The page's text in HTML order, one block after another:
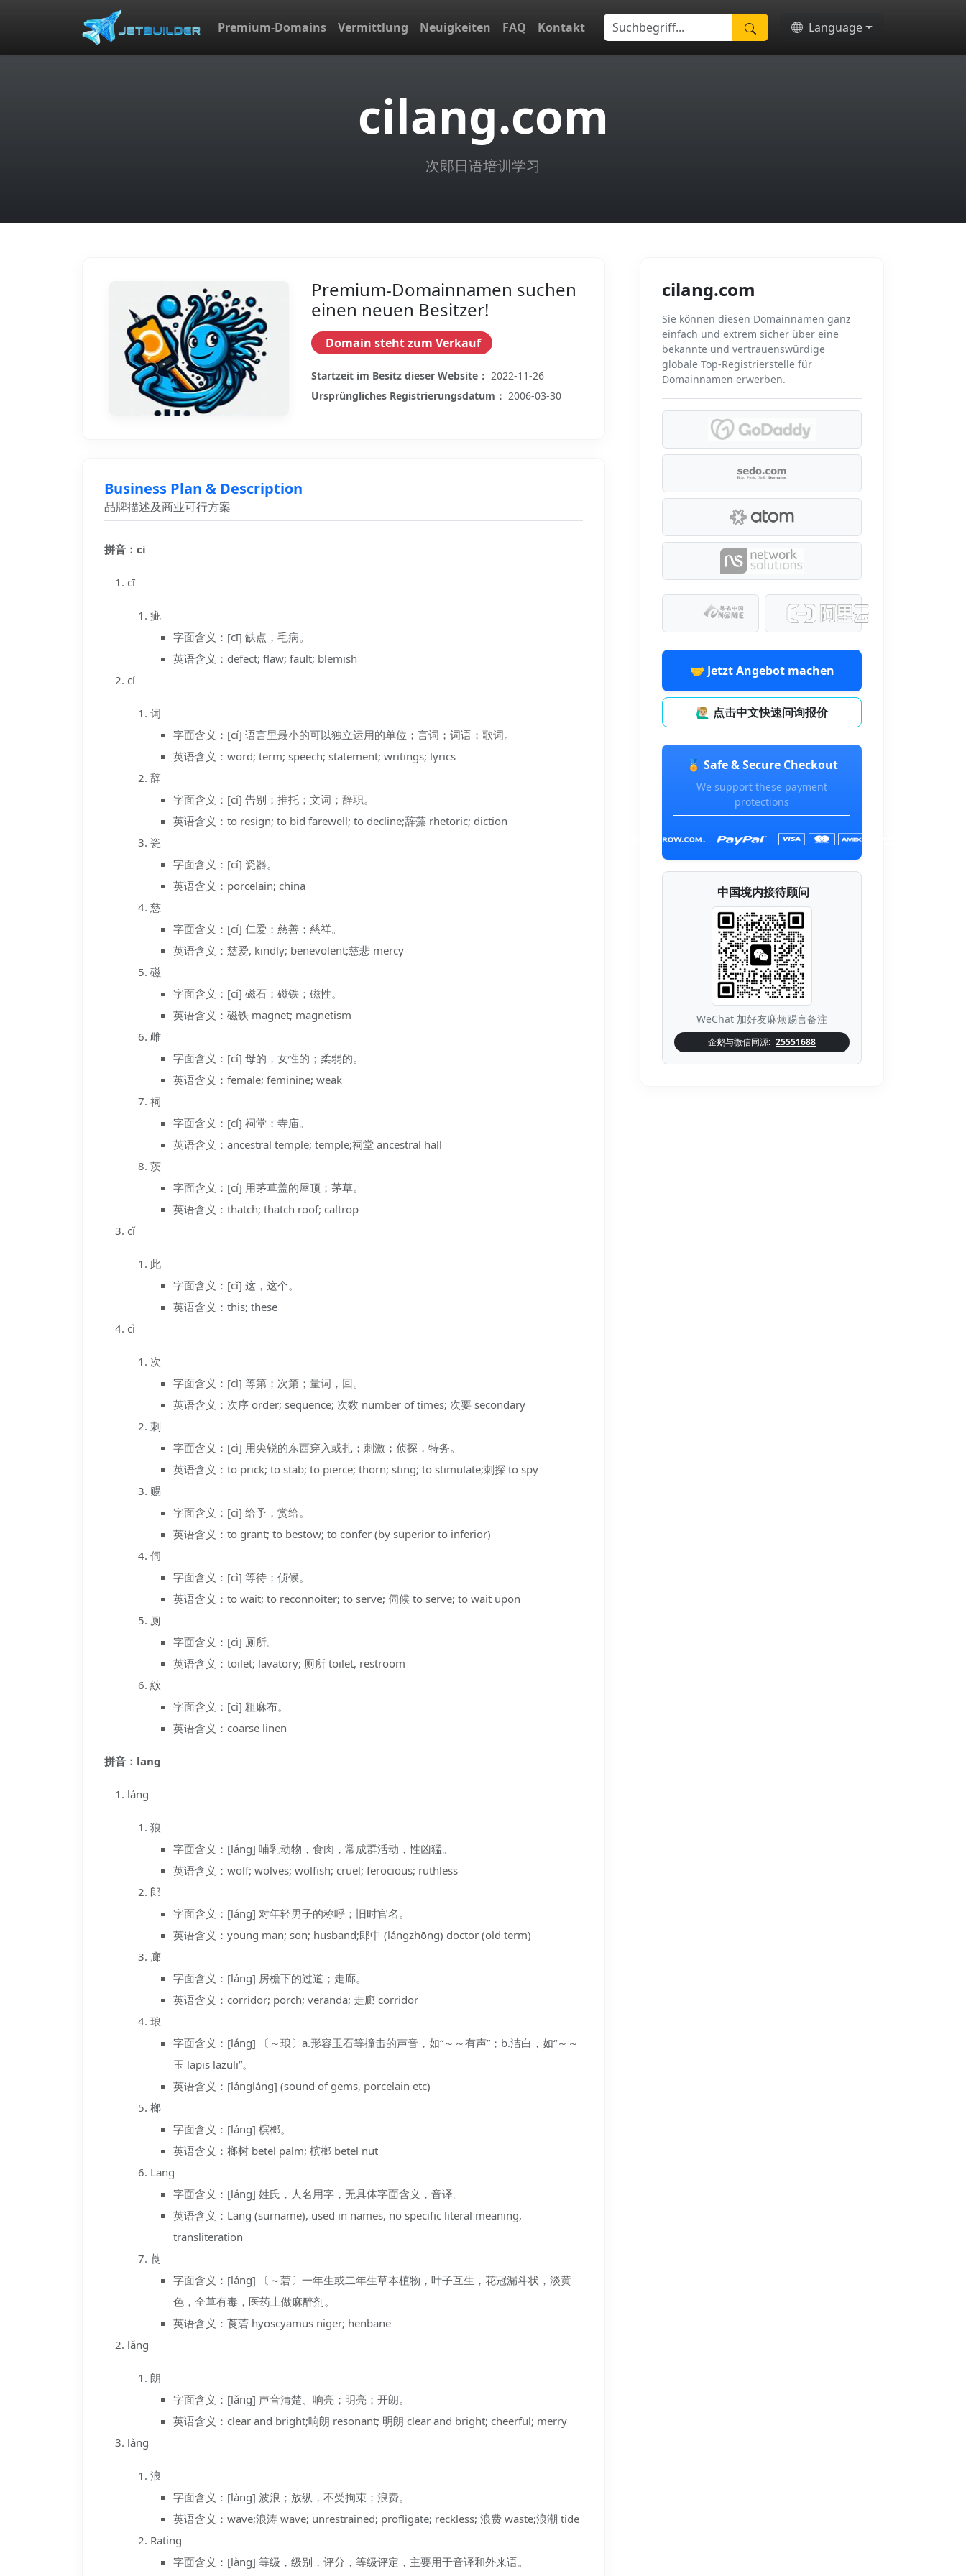
Premium-Domains Vermittlung Neuigkeiten FAQ Kontakt Language
cilang.com
次郎日语培训学习
Premium-Domainnamen suchen
einen neuen Besitzer!
Domain steht zum Verkauf
Startzeit im Besitz dieser Website： 2022-11-26
Ursprüngliches Registrierungsdatum： 2006-03-30
Business Plan & Description
品牌描述及商业可行方案
拼音：ci
cī
疵
字面含义：[cī] 缺点，毛病。
英语含义：defect; flaw; fault; blemish
cí
词
字面含义：[cí] 语言里最小的可以独立运用的单位；言词；词语；歌词。
英语含义：word; term; speech; statement; writings; lyrics
辞
字面含义：[cí] 告别；推托；文词；辞职。
英语含义：to resign; to bid farewell; to decline;辞藻 rhetoric; diction
瓷
字面含义：[cí] 瓷器。
英语含义：porcelain; china
慈
字面含义：[cí] 仁爱；慈善；慈祥。
英语含义：慈爱, kindly; benevolent;慈悲 mercy
磁
字面含义：[cí] 磁石；磁铁；磁性。
英语含义：磁铁 magnet; magnetism
雌
字面含义：[cí] 母的，女性的；柔弱的。
英语含义：female; feminine; weak
祠
字面含义：[cí] 祠堂；寺庙。
英语含义：ancestral temple; temple;祠堂 ancestral hall
茨
字面含义：[cí] 用茅草盖的屋顶；茅草。
英语含义：thatch; thatch roof; caltrop
cǐ
此
字面含义：[cǐ] 这，这个。
英语含义：this; these
cì
次
字面含义：[cì] 等第；次第；量词，回。
英语含义：次序 order; sequence; 次数 number of times; 次要 secondary
刺
字面含义：[cì] 用尖锐的东西穿入或扎；刺激；侦探，特务。
英语含义：to prick; to stab; to pierce; thorn; sting; to stimulate;刺探 to spy
赐
字面含义：[cì] 给予，赏给。
英语含义：to grant; to bestow; to confer (by superior to inferior)
伺
字面含义：[cì] 等待；侦候。
英语含义：to wait; to reconnoiter; to serve; 伺候 to serve; to wait upon
厕
字面含义：[cì] 厕所。
英语含义：toilet; lavatory; 厕所 toilet, restroom
絘
字面含义：[cì] 粗麻布。
英语含义：coarse linen
拼音：lang
láng
狼
字面含义：[láng] 哺乳动物，食肉，常成群活动，性凶猛。
英语含义：wolf; wolves; wolfish; cruel; ferocious; ruthless
郎
字面含义：[láng] 对年轻男子的称呼；旧时官名。
英语含义：young man; son; husband;郎中 (lángzhōng) doctor (old term)
廊
字面含义：[láng] 房檐下的过道；走廊。
英语含义：corridor; porch; veranda; 走廊 corridor
琅
字面含义：[láng] 〔～琅〕a.形容玉石等撞击的声音，如“～～有声”；b.洁白，如“～～
玉 lapis lazuli”。
英语含义：[lángláng] (sound of gems, porcelain etc)
榔
字面含义：[láng] 槟榔。
英语含义：榔树 betel palm; 槟榔 betel nut
Lang
字面含义：[láng] 姓氏，人名用字，无具体字面含义，音译。
英语含义：Lang (surname), used in names, no specific literal meaning,
transliteration
莨
字面含义：[láng] 〔～菪〕一年生或二年生草本植物，叶子互生，花冠漏斗状，淡黄
色，全草有毒，医药上做麻醉剂。
英语含义：莨菪 hyoscyamus niger; henbane
lǎng
朗
字面含义：[lǎng] 声音清楚、响亮；明亮；开朗。
英语含义：clear and bright;响朗 resonant; 明朗 clear and bright; cheerful; merry
làng
浪
字面含义：[làng] 波浪；放纵，不受拘束；浪费。
英语含义：wave;浪涛 wave; unrestrained; profligate; reckless; 浪费 waste;浪潮 tide
Rating
字面含义：[làng] 等级，级别，评分，等级评定，主要用于音译和外来语。
cilang.com
Sie können diesen Domainnamen ganz
einfach und extrem sicher über eine
bekannte und vertrauenswürdige
globale Top-Registrierstelle für
Domainnamen erwerben.
🤝 Jetzt Angebot machen
🙋🏼‍♂️ 点击中文快速问询报价
🏅 Safe & Secure Checkout
We support these payment
protections
中国境内接待顾问
WeChat 加好友麻烦赐言备注
企鹅与微信同源: 25551688